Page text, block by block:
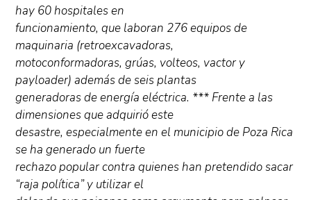
hay 60 hospitales en
funcionamiento, que laboran 276 equipos de
maquinaria (retroexcavadoras,
motoconformadoras, grúas, volteos, vactor y
payloader) además de seis plantas
generadoras de energía eléctrica. *** Frente a las
dimensiones que adquirió este
desastre, especialmente en el municipio de Poza Rica
se ha generado un fuerte
rechazo popular contra quienes han pretendido sacar
“raja política” y utilizar el